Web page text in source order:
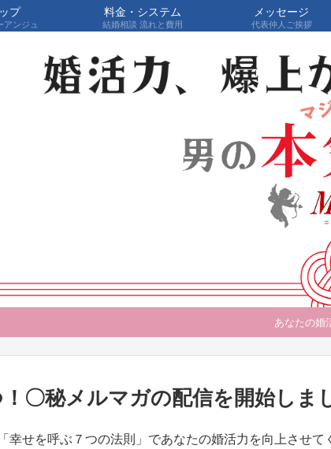
プ
アンジュ
料金・システム
結婚相談 流れと費用
メッセージ
代表仲人ご挨拶
あなたの婚
〇秘メルマガの配信を開始しま
幸せを呼ぶ７つの法則」であなたの婚活力を向上させて